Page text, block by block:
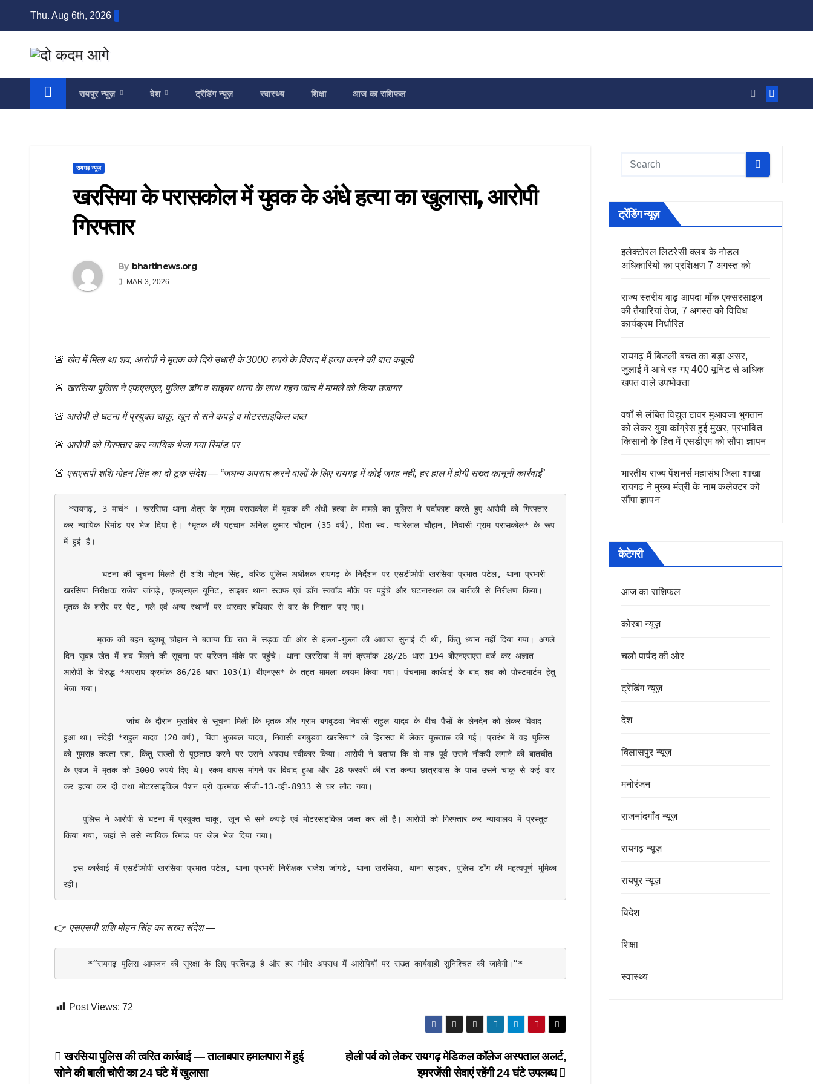
Thu. Aug 6th, 2026
रायपुर न्यूज़ देश ट्रेंडिंग न्यूज़ स्वास्थ्य शिक्षा आज का राशिफल
रायगढ़ न्यूज़
खरसिया के परासकोल में युवक के अंधे हत्या का खुलासा, आरोपी
गिरफ्तार
By bhartinews.org
MAR 3, 2026
🚨 खेत में मिला था शव, आरोपी ने मृतक को दिये उधारी के 3000 रुपये के विवाद में हत्या करने की बात कबूली
🚨 खरसिया पुलिस ने एफएसएल, पुलिस डॉग व साइबर थाना के साथ गहन जांच में मामले को किया उजागर
🚨 आरोपी से घटना में प्रयुक्त चाकू, खून से सने कपड़े व मोटरसाइकिल जब्त
🚨 आरोपी को गिरफ्तार कर न्यायिक भेजा गया रिमांड पर
🚨 एसएसपी शशि मोहन सिंह का दो टूक संदेश — “जघन्य अपराध करने वालों के लिए रायगढ़ में कोई जगह नहीं, हर हाल में होगी सख्त कानूनी कार्रवाई”
कर न्यायिक रिमांड पर भेज दिया है। *मृतक की पहचान अनिल कुमार चौहान (35 वर्ष), पिता स्व. प्यारेलाल चौहान, निवासी ग्राम परासकोल* के रूप
में हुई है।
खरसिया निरीक्षक राजेश जांगड़े, एफएसएल यूनिट, साइबर थाना स्टाफ एवं डॉग स्क्वॉड मौके पर पहुंचे और घटनास्थल का बारीकी से निरीक्षण किया।
मृतक के शरीर पर पेट, गले एवं अन्य स्थानों पर धारदार हथियार से वार के निशान पाए गए।
दिन सुबह खेत में शव मिलने की सूचना पर परिजन मौके पर पहुंचे। थाना खरसिया में मर्ग क्रमांक 28/26 धारा 194 बीएनएसएस दर्ज कर अज्ञात
आरोपी के विरुद्ध *अपराध क्रमांक 86/26 धारा 103(1) बीएनएस* के तहत मामला कायम किया गया। पंचनामा कार्रवाई के बाद शव को पोस्टमार्टम हेतु
भेजा गया।
हुआ था। संदेही *राहुल यादव (20 वर्ष), पिता भुजबल यादव, निवासी बगबुडवा खरसिया* को हिरासत में लेकर पूछताछ की गई। प्रारंभ में वह पुलिस
को गुमराह करता रहा, किंतु सख्ती से पूछताछ करने पर उसने अपराध स्वीकार किया। आरोपी ने बताया कि दो माह पूर्व उसने नौकरी लगाने की बातचीत
के एवज में मृतक को 3000 रुपये दिए थे। रकम वापस मांगने पर विवाद हुआ और 28 फरवरी की रात कन्या छात्रावास के पास उसने चाकू से कई वार
कर हत्या कर दी तथा मोटरसाइकिल पैशन प्रो क्रमांक सीजी-13-व्ही-8933 से घर लौट गया।
किया गया, जहां से उसे न्यायिक रिमांड पर जेल भेज दिया गया।
रही।
👉 एसएसपी शशि मोहन सिंह का सख्त संदेश—
     *“रायगढ़ पुलिस आमजन की सुरक्षा के लिए प्रतिबद्ध है और हर गंभीर अपराध में आरोपियों पर सख्त कार्यवाही सुनिश्चित की जावेगी।”*
Post Views: 72
Post
होली पर्व को लेकर रायगढ़ मेडिकल कॉलेज अस्पताल अलर्ट,
इमरजेंसी सेवाएं रहेंगी 24 घंटे उपलब्ध
खरसिया पुलिस की त्वरित कार्रवाई — तालाबपार हमालपारा में हुई
सोने की बाली चोरी का 24 घंटे में खुलासा
ट्रेंडिंग न्यूज़
इलेक्टोरल लिटरेसी क्लब के नोडल
अधिकारियों का प्रशिक्षण 7 अगस्त को
राज्य स्तरीय बाढ़ आपदा मॉक एक्सरसाइज
की तैयारियां तेज, 7 अगस्त को विविध
कार्यक्रम निर्धारित
रायगढ़ में बिजली बचत का बड़ा असर,
जुलाई में आधे रह गए 400 यूनिट से अधिक
खपत वाले उपभोक्ता
वर्षों से लंबित विद्युत टावर मुआवजा भुगतान
को लेकर युवा कांग्रेस हुई मुखर, प्रभावित
किसानों के हित में एसडीएम को सौंपा ज्ञापन
भारतीय राज्य पेंशनर्स महासंघ जिला शाखा
रायगढ़ ने मुख्य मंत्री के नाम कलेक्टर को
सौंपा ज्ञापन
केटेगरी
आज का राशिफल
कोरबा न्यूज़
चलो पार्षद की ओर
ट्रेंडिंग न्यूज़
देश
बिलासपुर न्यूज़
मनोरंजन
राजनांदगाँव न्यूज़
रायगढ़ न्यूज़
रायपुर न्यूज़
विदेश
शिक्षा
स्वास्थ्य